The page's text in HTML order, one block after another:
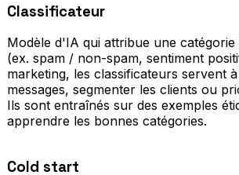
Classificateur
Modèle d'IA qui attribue une
(ex. spam / non-spam, sentiment
marketing, les classificateurs servent
messages, segmenter les clients ou
Ils sont entraînés sur des exemples
apprendre les bonnes catégories.
Cold start